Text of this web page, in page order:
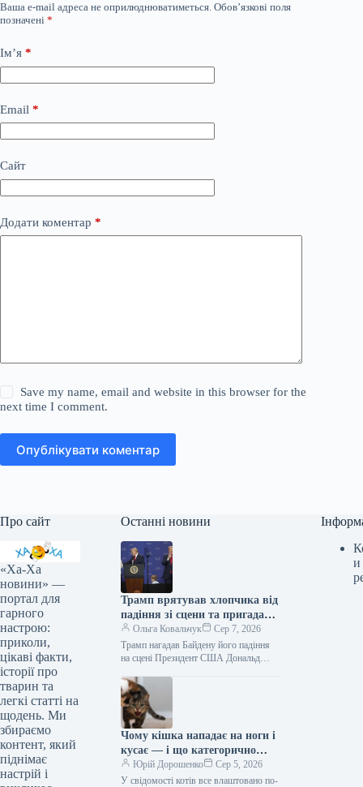
Ваша e-mail адреса не оприлюднюватиметься. Обов’язкові поля
позначені *
Ім’я *
Email *
Сайт
Додати коментар *
Save my name, email and website in this browser for the
next time I comment.
Опублікувати коментар
Про сайт
«Ха-Ха
новини» —
портал для
гарного
настрою:
приколи,
цікаві факти,
історії про
тварин та
легкі статті на
щодень. Ми
збираємо
контент, який
піднімає
настрій і
Останні новини
Трамп врятував хлопчика від
падіння зі сцени та пригадав
Байдена (відео)
Ольга Ковальчук
Сер 7, 2026
Трамп нагадав Байдену його падіння
на сцені Президент США Дональд
сцени та обмовився про…
Чому кішка нападає на ноги і
кусає — і що категорично
заборонено робити у відповідь
Юрій Дорошенко
Сер 5, 2026
У свідомості котів все влаштовано по-
и